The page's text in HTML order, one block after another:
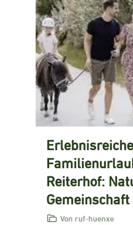
Reiterhof:
Gemeinschaft
Von ruf-huenxe